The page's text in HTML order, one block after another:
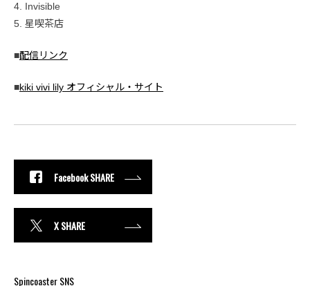
4. Invisible
5. 星喫茶店
■配信リンク
■kiki vivi lily オフィシャル・サイト
Facebook SHARE
X SHARE
Spincoaster SNS